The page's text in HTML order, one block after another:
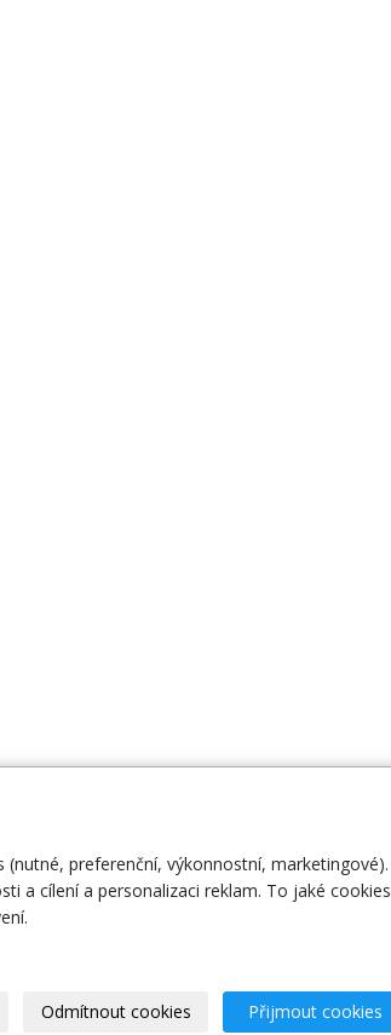
O nás
preferenční, výkonnostní, marketingové).
a cílení a personalizaci reklam. To jaké cookies
Odmítnout cookies Přijmout cookies